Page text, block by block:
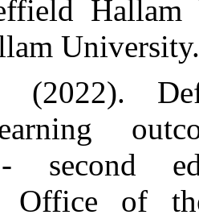
Institute
Sheffield
5.
applying